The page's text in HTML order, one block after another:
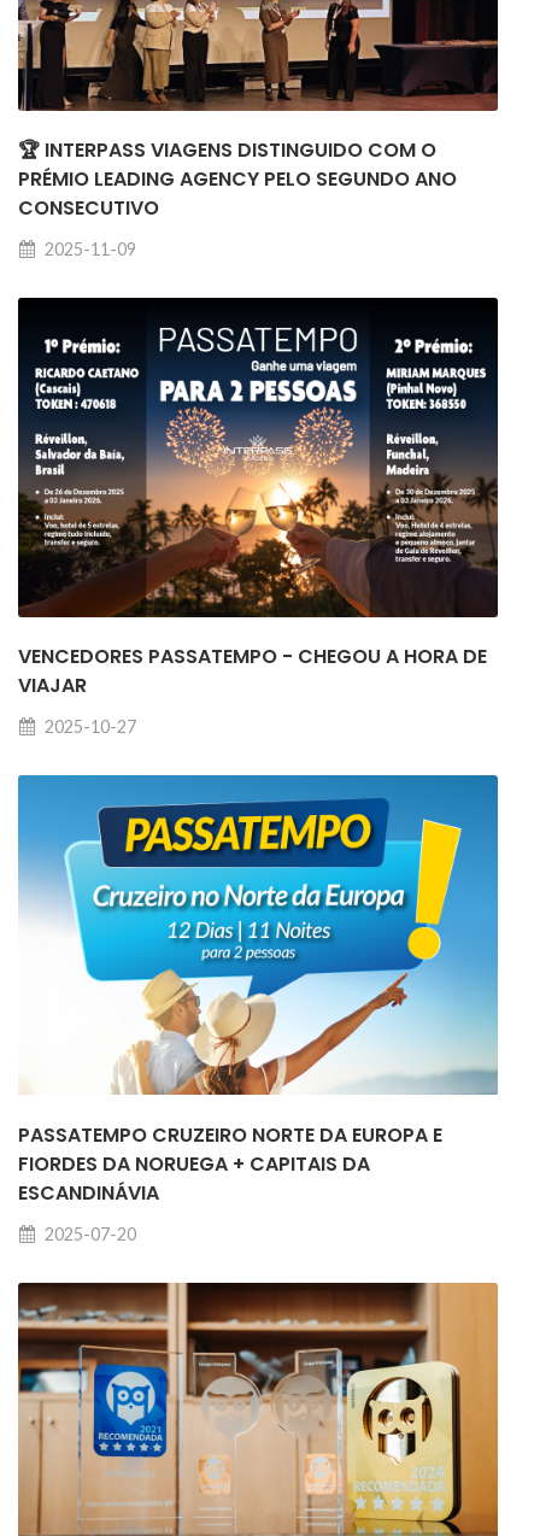
🏆 INTERPASS VIAGENS DISTINGUIDO COM O
PRÉMIO LEADING AGENCY PELO SEGUNDO ANO
CONSECUTIVO
2025-11-09
VENCEDORES PASSATEMPO - CHEGOU A HORA DE
VIAJAR
2025-10-27
PASSATEMPO CRUZEIRO NORTE DA EUROPA E
FIORDES DA NORUEGA + CAPITAIS DA
ESCANDINÁVIA
2025-07-20